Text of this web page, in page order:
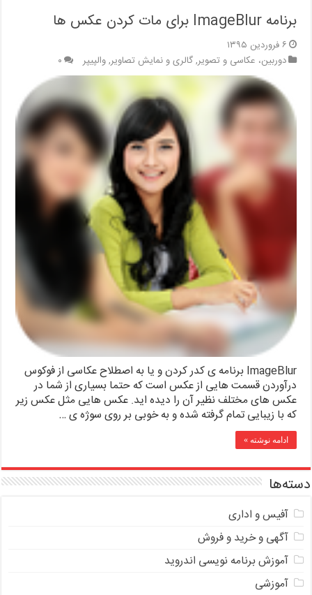
برنامه ImageBlur برای مات کردن عکس ها
۶ فروردین ۱۳۹۵
دوربین، عکاسی و تصویر,گالری و نمایش تصاویر,والپیپر ۰
ImageBlur برنامه ی کدر کردن و یا به اصطلاح عکاسی از فوکوس
درآوردن قسمت هایی از عکس است که حتما بسیاری از شما در
عکس های مختلف نظیر آن را دیده اید. عکس هایی مثل عکس زیر
که با زیبایی تمام گرفته شده و به خوبی بر روی سوژه ی …
ادامه نوشته »
دسته‌ها
آفیس و اداری
آگهی و خرید و فروش
آموزش برنامه نویسی اندروید
آموزشی